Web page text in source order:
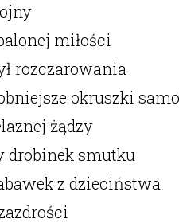
miłości
rozczarowania
okruszki
żądzy
drobinek smutku
z dzieciństwa